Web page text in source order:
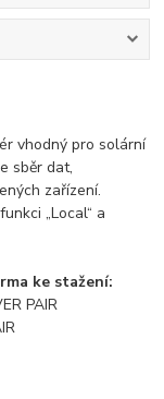
vhodný pro solární
sběr dat,
zařízení.
„Local“ a
ke stažení:
PAIR